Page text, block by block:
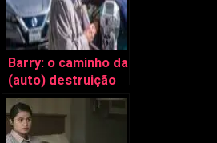
Barry: o caminho da
(auto) destruição